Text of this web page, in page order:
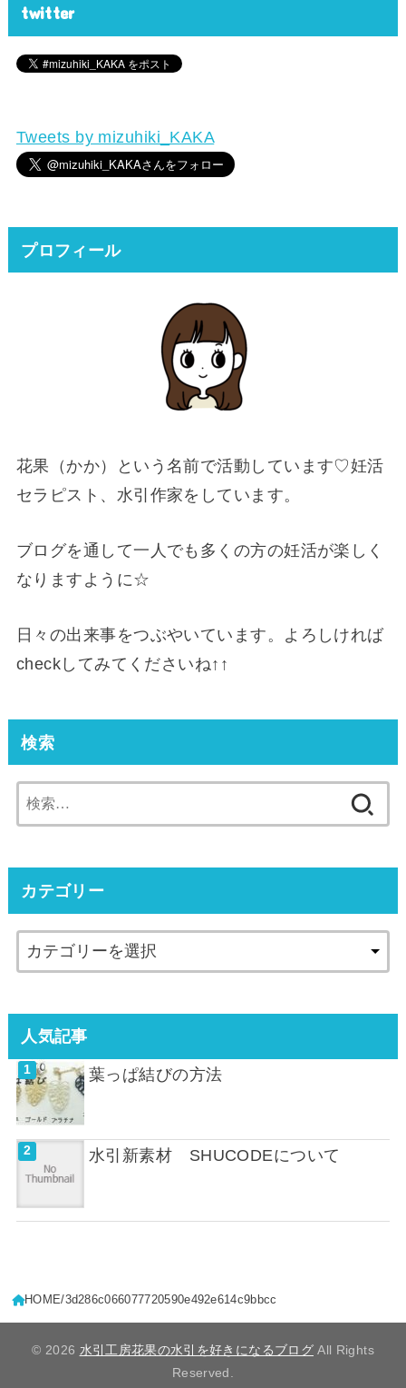
twitter
Tweets by mizuhiki_KAKA
プロフィール
花果（かか）という名前で活動しています♡妊活
セラピスト、水引作家をしています。
ブログを通して一人でも多くの方の妊活が楽しく
なりますように☆
日々の出来事をつぶやいています。よろしければ
checkしてみてくださいね↑↑
検索
索:
カテゴリー
人気記事
葉っぱ結びの方法
水引新素材 SHUCODEについて
HOME 3d286c066077720590e492e614c9bbcc
© 2026 水引工房花果の水引を好きになるブログ All Rights
Reserved.